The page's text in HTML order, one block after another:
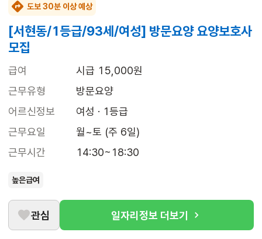
도보 30분 이상 예상
[서현동/1등급/93세/여성] 방문요양 요양보호사
모집
급여
시급 15,000원
근무유형
방문요양
어르신정보
여성 · 1등급
근무요일
월~토 (주 6일)
근무시간
14:30~18:30
높은급여
관심 일자리정보 더보기